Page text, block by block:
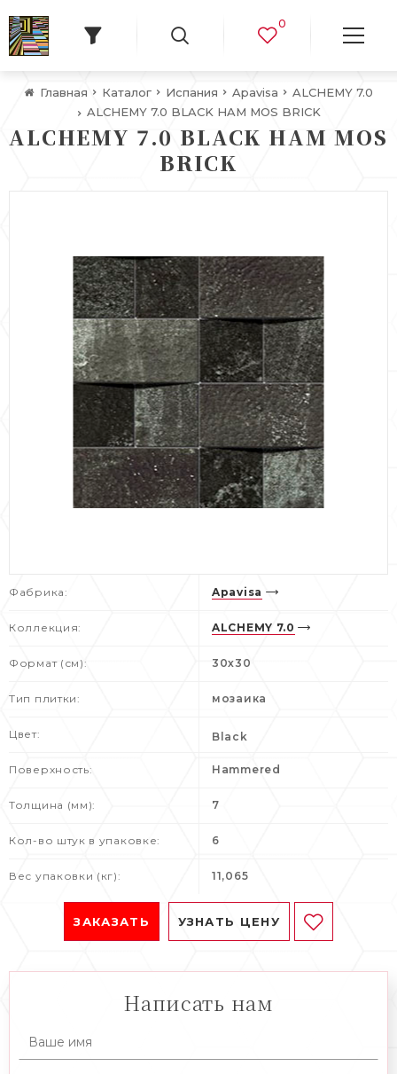
0
Главная Каталог Испания Apavisa
ALCHEMY 7.0
ALCHEMY 7.0 BLACK HAM MOS BRICK
ALCHEMY 7.0 BLACK HAM MOS
BRICK
Фабрика: Apavisa
Коллекция: ALCHEMY 7.0
Формат (см): 30х30
Тип плитки: мозаика
Цвет: Black
Поверхность: Hammered
Толщина (мм): 7
Кол-во штук в упаковке: 6
Вес упаковки (кг): 11,065
ЗАКАЗАТЬ УЗНАТЬ ЦЕНУ
Написать нам